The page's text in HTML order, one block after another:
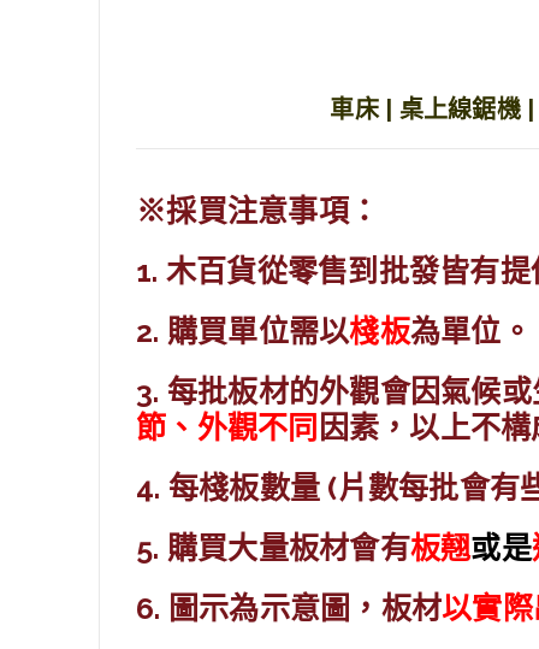
車床 | 桌上線鋸機
※採買注意事項：
1. 木百貨從零售到批發皆有
2. 購買單位需以棧板為單位。
3. 每批板材的外觀會因氣候
節、外觀不同 因素，以上不
4. 每棧板數量 (片數每批會有
5. 購買大量板材會有板翹或是
6. 圖示為示意圖，板材以實